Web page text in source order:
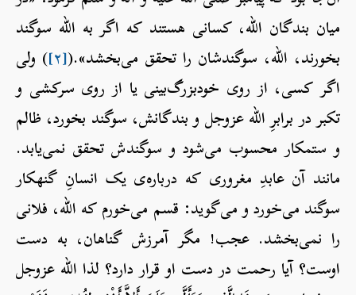
میان بندگان الله، کسانی هستند که اگر به الله سوگند
بخورند، الله، سوگندشان را تحقق می‌بخشد».([۲] ) ولی
اگر کسی، از روی خودبزرگ‌بینی یا از روی سرکشی و
تکبر در برابرِ الله عزوجل و بندگانش، سوگند بخورد، ظالم
و ستمکار محسوب می‌شود و سوگندش تحقق نمی‌یابد.
مانند آن عابدِ مغروری که درباره‌ی یک انسانِ گنه‎کار
سوگند می‌خورد و می‌گوید: قسم می‌خورم که الله، فلانی
را نمی‌بخشد. عجب! مگر آمرزش گناهان، به دست
اوست؟ آیا رحمت در دست او قرار دارد؟ لذا الله عزوجل